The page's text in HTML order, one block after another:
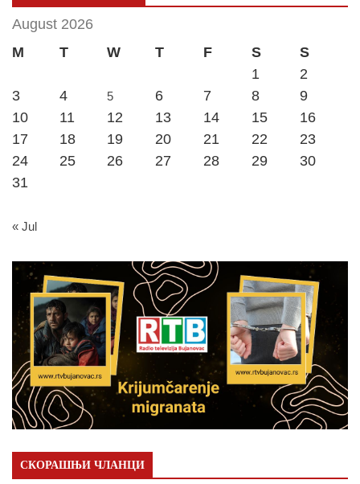
August 2026
M
T W T F S
S
1
2
3
4 5 6 7 8
9
10
11 12 13 14 15
16
17
18 19 20 21 22
23
24
25 26 27 28 29
30
31
« Jul
СКОРАШЊИ ЧЛАНЦИ